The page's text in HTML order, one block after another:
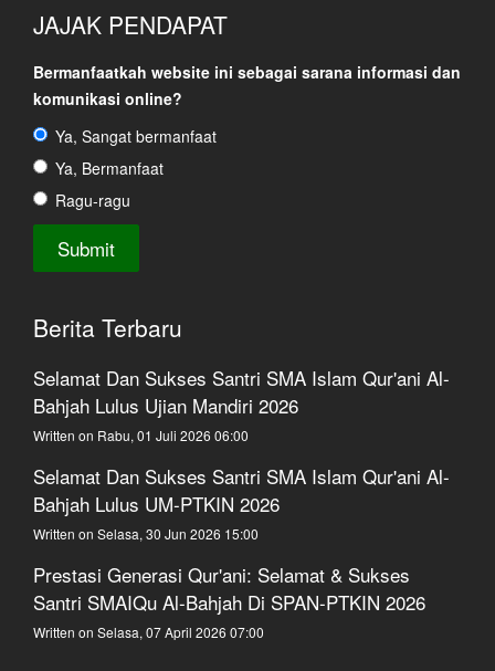
JAJAK PENDAPAT
Bermanfaatkah website ini sebagai sarana informasi dan
komunikasi online?
Ya, Sangat bermanfaat
Ya, Bermanfaat
Ragu-ragu
Berita Terbaru
Selamat Dan Sukses Santri SMA Islam Qur'ani Al-
Bahjah Lulus Ujian Mandiri 2026
Written on Rabu, 01 Juli 2026 06:00
Selamat Dan Sukses Santri SMA Islam Qur'ani Al-
Bahjah Lulus UM-PTKIN 2026
Written on Selasa, 30 Jun 2026 15:00
Prestasi Generasi Qur'ani: Selamat & Sukses
Santri SMAIQu Al-Bahjah Di SPAN-PTKIN 2026
Written on Selasa, 07 April 2026 07:00